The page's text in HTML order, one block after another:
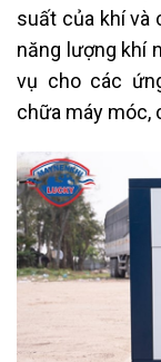
suất của khí và
năng lượng khí
vụ cho các
chữa máy móc,